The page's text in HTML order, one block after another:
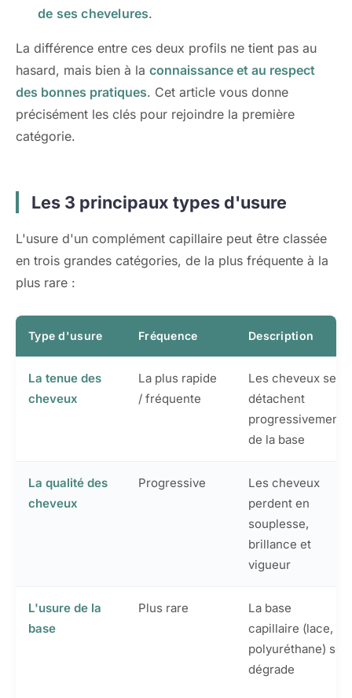
de ses chevelures.
La différence entre ces deux profils ne tient pas au
hasard, mais bien à la connaissance et au respect
des bonnes pratiques. Cet article vous donne
précisément les clés pour rejoindre la première
catégorie.
Les 3 principaux types d'usure
L'usure d'un complément capillaire peut être classée
en trois grandes catégories, de la plus fréquente à la
plus rare :
Type d'usure Fréquence Description
La tenue des
cheveux
La plus rapide
/ fréquente
Les cheveux se
détachent
progressivement
de la base
La qualité des
cheveux
Progressive
Les cheveux
perdent en
souplesse,
brillance et
vigueur
L'usure de la
base
Plus rare
La base
capillaire (lace,
polyuréthane) se
dégrade